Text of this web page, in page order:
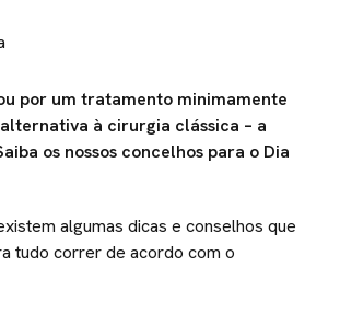
por um tratamento minimamente
à cirurgia clássica – a
os nossos concelhos para o Dia
algumas dicas e conselhos que
tudo correr de acordo com o